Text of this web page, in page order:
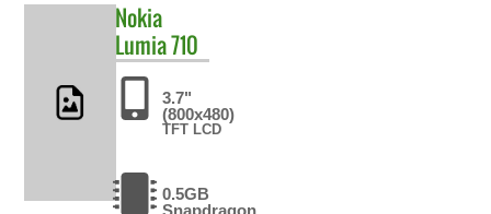
Nokia
Lumia 710
3.7"
(800x480)
TFT LCD
0.5GB
Snapdragon